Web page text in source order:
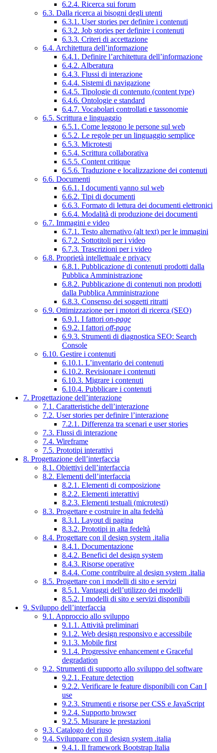
6.2.4. Ricerca sui forum
6.3. Dalla ricerca ai bisogni degli utenti
6.3.1. User stories per definire i contenuti
6.3.2. Job stories per definire i contenuti
6.3.3. Criteri di accettazione
6.4. Architettura dell’informazione
6.4.1. Definire l’architettura dell’informazione
6.4.2. Alberatura
6.4.3. Flussi di interazione
6.4.4. Sistemi di navigazione
6.4.5. Tipologie di contenuto (content type)
6.4.6. Ontologie e standard
6.4.7. Vocabolari controllati e tassonomie
6.5. Scrittura e linguaggio
6.5.1. Come leggono le persone sul web
6.5.2. Le regole per un linguaggio semplice
6.5.3. Microtesti
6.5.4. Scrittura collaborativa
6.5.5. Content critique
6.5.6. Traduzione e localizzazione dei contenuti
6.6. Documenti
6.6.1. I documenti vanno sul web
6.6.2. Tipi di documenti
6.6.3. Formato di lettura dei documenti elettronici
6.6.4. Modalità di produzione dei documenti
6.7. Immagini e video
6.7.1. Testo alternativo (alt text) per le immagini
6.7.2. Sottotitoli per i video
6.7.3. Trascrizioni per i video
6.8. Proprietà intellettuale e privacy
6.8.1. Pubblicazione di contenuti prodotti dalla
Pubblica Amministrazione
6.8.2. Pubblicazione di contenuti non prodotti
dalla Pubblica Amministrazione
6.8.3. Consenso dei soggetti ritratti
6.9. Ottimizzazione per i motori di ricerca (SEO)
6.9.1. I fattori on-page
6.9.2. I fattori off-page
6.9.3. Strumenti di diagnostica SEO: Search
Console
6.10. Gestire i contenuti
6.10.1. L’inventario dei contenuti
6.10.2. Revisionare i contenuti
6.10.3. Migrare i contenuti
6.10.4. Pubblicare i contenuti
7. Progettazione dell’interazione
7.1. Caratteristiche dell’interazione
7.2. User stories per definire l’interazione
7.2.1. Differenza tra scenari e user stories
7.3. Flussi di interazione
7.4. Wireframe
7.5. Prototipi interattivi
8. Progettazione dell’interfaccia
8.1. Obiettivi dell’interfaccia
8.2. Elementi dell’interfaccia
8.2.1. Elementi di composizione
8.2.2. Elementi interattivi
8.2.3. Elementi testuali (microtesti)
8.3. Progettare e costruire in alta fedeltà
8.3.1. Layout di pagina
8.3.2. Prototipi in alta fedeltà
8.4. Progettare con il design system .italia
8.4.1. Documentazione
8.4.2. Benefici del design system
8.4.3. Risorse operative
8.4.4. Come contribuire al design system .italia
8.5. Progettare con i modelli di sito e servizi
8.5.1. Vantaggi dell’utilizzo dei modelli
8.5.2. I modelli di sito e servizi disponibili
9. Sviluppo dell’interfaccia
9.1. Approccio allo sviluppo
9.1.1. Attività preliminari
9.1.2. Web design responsivo e accessibile
9.1.3. Mobile first
9.1.4. Progressive enhancement e Graceful
degradation
9.2. Strumenti di supporto allo sviluppo del software
9.2.1. Feature detection
9.2.2. Verificare le feature disponibili con Can I
use
9.2.3. Strumenti e risorse per CSS e JavaScript
9.2.4. Supporto browser
9.2.5. Misurare le prestazioni
9.3. Catalogo del riuso
9.4. Sviluppare con il design system .italia
9.4.1. Il framework Bootstrap Italia